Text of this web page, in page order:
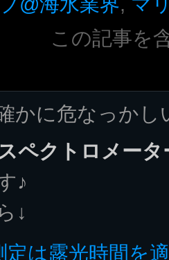
この記事を
かに危なっかし
ペクトロメー
♪
↓
定は露光時間を